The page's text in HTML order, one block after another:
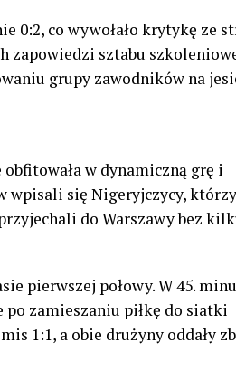
0:2, co wywołało krytykę ze
zapowiedzi sztabu
grupy zawodników na
w dynamiczną grę i
wpisali się Nigeryjczycy, którzy
do Warszawy bez
pierwszej połowy. W 45.
po zamieszaniu piłkę do siatki
1:1, a obie drużyny oddały